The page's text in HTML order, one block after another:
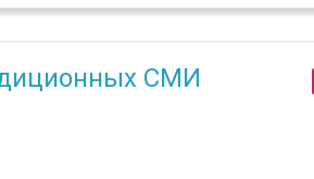
СМИ